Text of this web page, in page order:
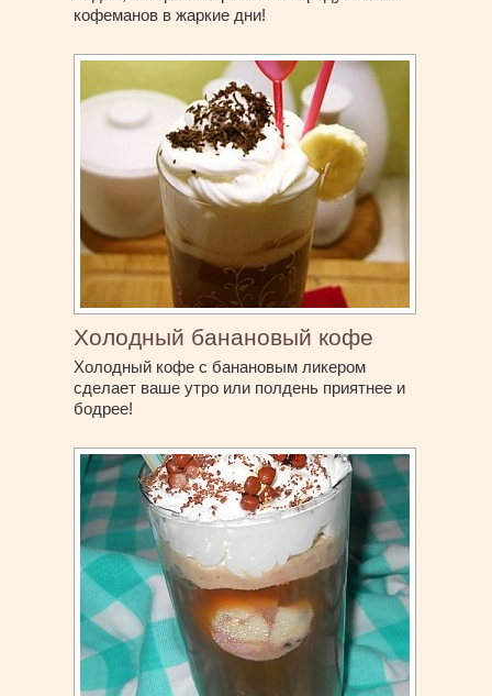
кофеманов в жаркие дни!
Холодный банановый кофе
Холодный кофе с банановым ликером
сделает ваше утро или полдень приятнее и
бодрее!